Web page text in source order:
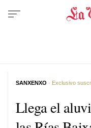
Llega el
SANXENXO · Exclusivo